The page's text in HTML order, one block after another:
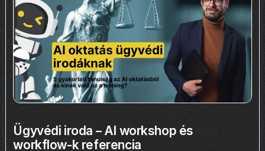
Ügyvédi iroda – AI workshop és
workflow-k referencia